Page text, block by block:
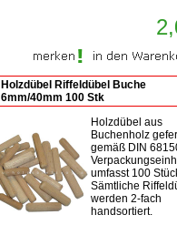
Holzdübel Riffeldübel Buche
6mm/40mm 100 Stk
Holzdübel aus
Buchenholz
gemäß DIN
umfasst 100
Sämtliche
werden 2-fach
handsortiert.